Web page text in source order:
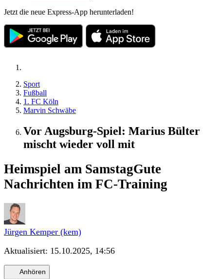
Jetzt die neue Express-App herunterladen!
Sport
Fußball
1. FC Köln
Marvin Schwäbe
Vor Augsburg-Spiel: Marius Bülter
mischt wieder voll mit
Heimspiel am SamstagGute
Nachrichten im FC-Training
Jürgen Kemper (kem)
Aktualisiert: 15.10.2025, 14:56
Anhören